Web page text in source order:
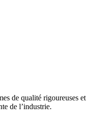
de qualité rigoureuses et
de l’industrie.